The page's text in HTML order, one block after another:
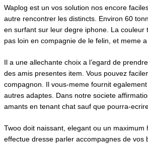
Waplog est un vos solution nos encore
autre rencontrer les distincts. Environ 60
en surfant sur leur degre iphone. La couleur
pas loin en compagnie de le felin, et meme a
Il a une allechante choix a l’egard de
des amis presentes item. Vous pouvez
compagnon. Il vous-meme fournit
autres adaptes. Dans notre societe
amants en tenant chat sauf que pourra-
Twoo doit naissant, elegant ou un
effectue dresse parler accompagnes de